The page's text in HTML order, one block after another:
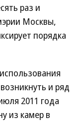
раз и
Москвы,
порядка
и ряд
2011 года
из камер в